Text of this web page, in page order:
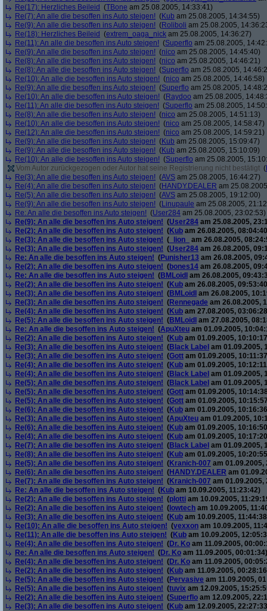
Re(17): Herzliches Beileid (TBone am 25.08.2005, 14:33:41)
Re(7): An alle die besoffen ins Auto steigen! (Kub am 25.08.2005, 14:34:55)
Re(9): An alle die besoffen ins Auto steigen! (Roliboli am 25.08.2005,
Re(18): Herzliches Beileid (extrem_oaga_nick am 25.08.2005, 14:36:27)
Re(11): An alle die besoffen ins Auto steigen! (Superflo am 25.08.2005,
Re(9): An alle die besoffen ins Auto steigen! (nico am 25.08.2005, 14:45:40)
Re(8): An alle die besoffen ins Auto steigen! (nico am 25.08.2005, 14:46:21)
Re(8): An alle die besoffen ins Auto steigen! (Superflo am 25.08.2005,
Re(10): An alle die besoffen ins Auto steigen! (nico am 25.08.2005, 14:46:58)
Re(9): An alle die besoffen ins Auto steigen! (Superflo am 25.08.2005,
Re(10): An alle die besoffen ins Auto steigen! (Raydoo am 25.08.2005,
Re(11): An alle die besoffen ins Auto steigen! (Superflo am 25.08.2005,
Re(8): An alle die besoffen ins Auto steigen! (nico am 25.08.2005, 14:51:13)
Re(10): An alle die besoffen ins Auto steigen! (nico am 25.08.2005, 14:58:47)
Re(12): An alle die besoffen ins Auto steigen! (nico am 25.08.2005, 14:59:21)
Re(9): An alle die besoffen ins Auto steigen! (Kub am 25.08.2005, 15:09:47)
Re(9): An alle die besoffen ins Auto steigen! (Kub am 25.08.2005, 15:10:09)
Re(10): An alle die besoffen ins Auto steigen! (Superflo am 25.08.2005,
Vom Autor zurückgezogen oder Autor hat seine Registrierung nicht bestätigt (
Re(3): An alle die besoffen ins Auto steigen! (AVS am 25.08.2005, 16:44:27)
Re(4): An alle die besoffen ins Auto steigen! (HANDY.DEALER am
Re(5): An alle die besoffen ins Auto steigen! (AVS am 25.08.2005, 19:12:00)
Re(9): An alle die besoffen ins Auto steigen! (Linupaule am 25.08.2005,
Re: An alle die besoffen ins Auto steigen! (User284 am 25.08.2005, 23:02:53)
Re(9): An alle die besoffen ins Auto steigen! (User284 am 25.08.2005,
Re(2): An alle die besoffen ins Auto steigen! (Kub am 26.08.2005,
Re(3): An alle die besoffen ins Auto steigen! ( _lion_
am 26.08.2005,
Re(3): An alle die besoffen ins Auto steigen! (User284 am 26.08.2005,
Re: An alle die besoffen ins Auto steigen! (Punisher13 am 26.08.2005,
Re(2): An alle die besoffen ins Auto steigen! (bones14 am 26.08.2005,
Re: An alle die besoffen ins Auto steigen! (BMLoidl am 26.08.2005,
Re(2): An alle die besoffen ins Auto steigen! (Kub am 26.08.2005,
Re(3): An alle die besoffen ins Auto steigen! (BMLoidl am 26.08.2005,
Re(3): An alle die besoffen ins Auto steigen! (Rennegade am 26.08.2005,
Re(4): An alle die besoffen ins Auto steigen! (Kub am 27.08.2005,
Re(5): An alle die besoffen ins Auto steigen! (BMLoidl am 27.08.2005,
Re: An alle die besoffen ins Auto steigen! (ApuXteu am 01.09.2005,
Re(2): An alle die besoffen ins Auto steigen! (Kub am 01.09.2005,
Re(3): An alle die besoffen ins Auto steigen! (Black Label am 01.09.2005,
Re(3): An alle die besoffen ins Auto steigen! (Gott am 01.09.2005,
Re(4): An alle die besoffen ins Auto steigen! (Kub am 01.09.2005,
Re(4): An alle die besoffen ins Auto steigen! (Black Label am 01.09.2005,
Re(5): An alle die besoffen ins Auto steigen! (Black Label am 01.09.2005,
Re(5): An alle die besoffen ins Auto steigen! (Gott am 01.09.2005,
Re(5): An alle die besoffen ins Auto steigen! (Gott am 01.09.2005,
Re(6): An alle die besoffen ins Auto steigen! (Kub am 01.09.2005,
Re(3): An alle die besoffen ins Auto steigen! (ApuXteu am 01.09.2005,
Re(6): An alle die besoffen ins Auto steigen! (Kub am 01.09.2005,
Re(4): An alle die besoffen ins Auto steigen! (Kub am 01.09.2005,
Re(7): An alle die besoffen ins Auto steigen! (Black Label am 01.09.2005,
Re(8): An alle die besoffen ins Auto steigen! (Kub am 01.09.2005,
Re(5): An alle die besoffen ins Auto steigen! (Kranich-007 am 01.09.2005,
Re(6): An alle die besoffen ins Auto steigen! (HANDY.DEALER am
Re(7): An alle die besoffen ins Auto steigen! (Kranich-007 am 01.09.2005,
Re: An alle die besoffen ins Auto steigen! (Kub am 10.09.2005, 11:23:42)
Re(2): An alle die besoffen ins Auto steigen! (plotti am 10.09.2005,
Re(2): An alle die besoffen ins Auto steigen! ( lowtech am 10.09.2005,
Re(3): An alle die besoffen ins Auto steigen! (Kub am 10.09.2005,
Re(10): An alle die besoffen ins Auto steigen! (vexxon am 10.09.2005,
Re(11): An alle die besoffen ins Auto steigen! (Kub am 10.09.2005,
Re(4): An alle die besoffen ins Auto steigen! (Dr. Ko am 11.09.2005,
Re: An alle die besoffen ins Auto steigen! (Dr. Ko am 11.09.2005, 00:01:34)
Re(4): An alle die besoffen ins Auto steigen! (Dr. Ko am 11.09.2005,
Re(2): An alle die besoffen ins Auto steigen! (Kub am 11.09.2005,
Re(5): An alle die besoffen ins Auto steigen! (Pervasive am 11.09.2005,
Re(5): An alle die besoffen ins Auto steigen! (tuvix am 12.09.2005,
Re(2): An alle die besoffen ins Auto steigen! (Superflo am 12.09.2005,
Re(3): An alle die besoffen ins Auto steigen! (Kub am 12.09.2005,